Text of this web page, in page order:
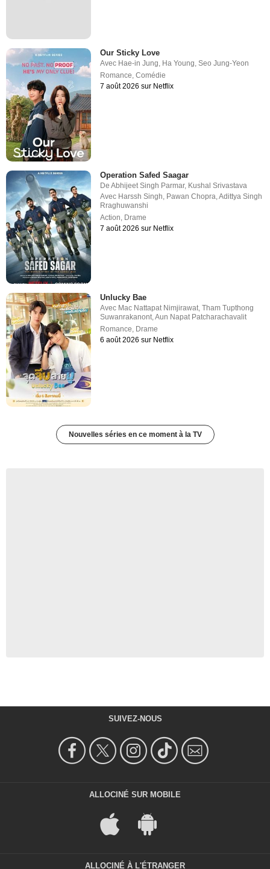
Our Sticky Love
Avec Hae-in Jung Ha Young ,Seo Jung-Yeon
Romance ,Comédie
7 août 2026 sur Netflix
Operation Safed Saagar
DeAbhijeet Singh Parmar, Kushal Srivastava
Avec Harssh Singh, Pawan Chopra,Adittya Singh
Rraghuwanshi
Action, Drame
7 août 2026 sur Netflix
Unlucky Bae
Avec Mac Nattapat Nimjirawat,Tham Tupthong
Suwanrakanont,Aun Napat Patcharachavalit
Romance, Drame
6 août 2026 sur Netflix
Nouvelles séries en ce moment à la TV
SUIVEZ-NOUS
ALLOCINÉ SUR MOBILE
ALLOCINÉ À L'ÉTRANGER